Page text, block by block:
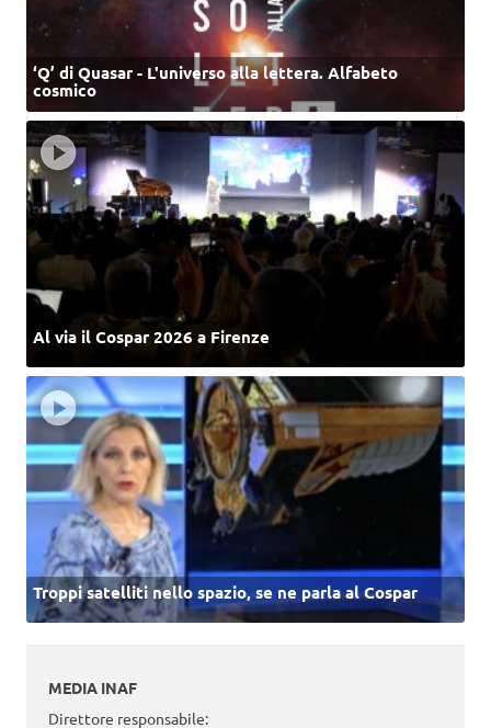
‘Q’ di Quasar - L'universo alla lettera. Alfabeto
cosmico
Al via il Cospar 2026 a Firenze
Troppi satelliti nello spazio, se ne parla al Cospar
MEDIA INAF
Direttore responsabile: